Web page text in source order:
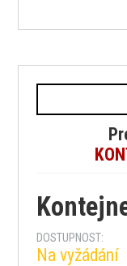
DOSTUPNOST:
Na vyžádání